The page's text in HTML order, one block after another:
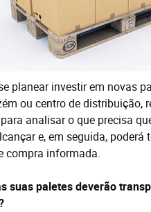
planear investir em novas
ou centro de distribuição,
analisar o que precisa
e, em seguida, poderá
compra informada.
suas paletes deverão